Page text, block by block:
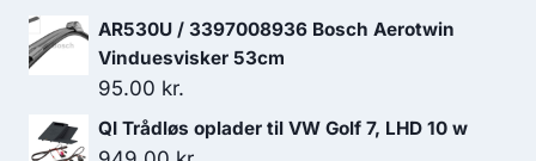
14,299.00 kr..12,853.00 kr..
AR530U / 3397008936 Bosch Aerotwin
Vinduesvisker 53cm
95.00 kr.
QI Trådløs oplader til VW Golf 7, LHD 10 w